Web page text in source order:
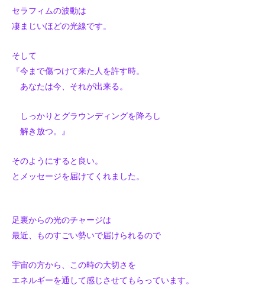
セラフィムの波動は
凄まじいほどの光線です。
そして
『今まで傷つけて来た人を許す時。
あなたは今、それが出来る。
しっかりとグラウンディングを降ろし
解き放つ。』
そのようにすると良い。
とメッセージを届けてくれました。
足裏からの光のチャージは
最近、ものすごい勢いで届けられるので
宇宙の方から、この時の大切さを
エネルギーを通して感じさせてもらっています。